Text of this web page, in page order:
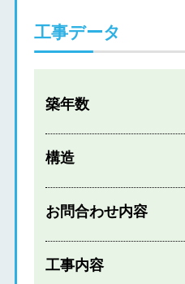
工事データ
築年数
構造
お問合わせ内容
工事内容